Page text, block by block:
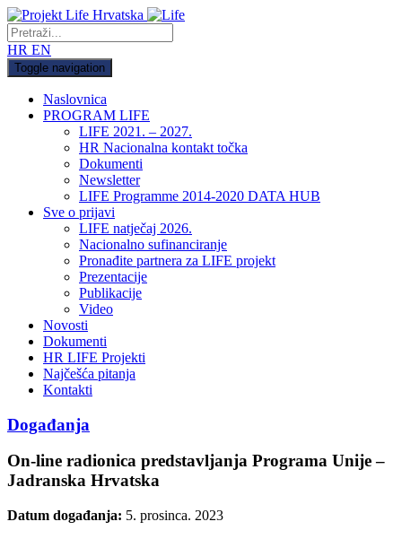
HR EN
Toggle navigation
Naslovnica
PROGRAM LIFE
LIFE 2021. – 2027.
HR Nacionalna kontakt točka
Dokumenti
Newsletter
LIFE Programme 2014-2020 DATA HUB
Sve o prijavi
LIFE natječaj 2026.
Nacionalno sufinanciranje
Pronađite partnera za LIFE projekt
Prezentacije
Publikacije
Video
Novosti
Dokumenti
HR LIFE Projekti
Najčešća pitanja
Kontakti
Događanja
On-line radionica predstavljanja Programa Unije –
Jadranska Hrvatska
Datum događanja: 5. prosinca. 2023